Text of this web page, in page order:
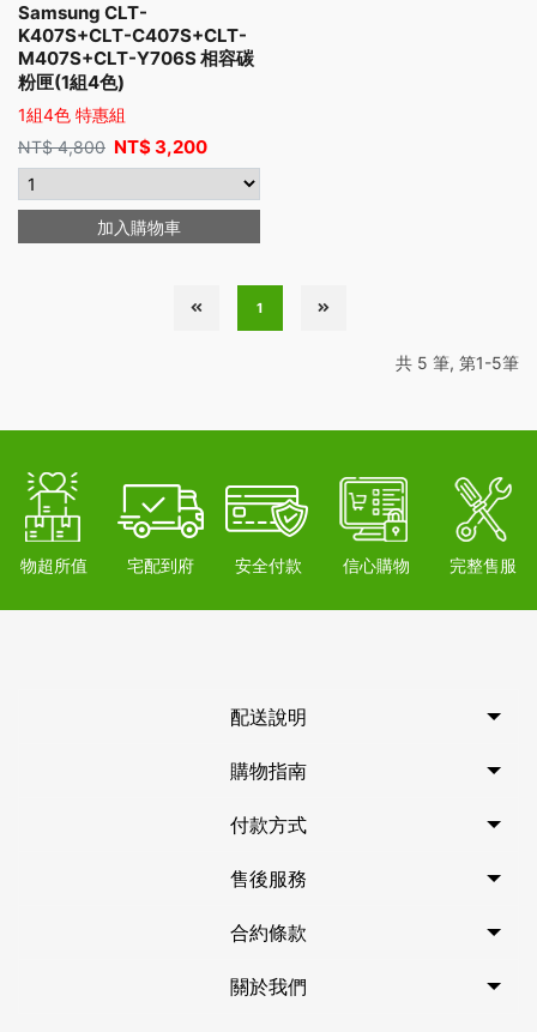
Samsung CLT-
K407S+CLT-C407S+CLT-
M407S+CLT-Y706S 相容碳
粉匣(1組4色)
1組4色 特惠組
NT$4,800 NT$3,200
加入購物車
1
共 5 筆, 第1-5筆
物超所值 宅配到府 安全付款 信心購物 完整售服
配送說明
購物指南
付款方式
售後服務
合約條款
關於我們